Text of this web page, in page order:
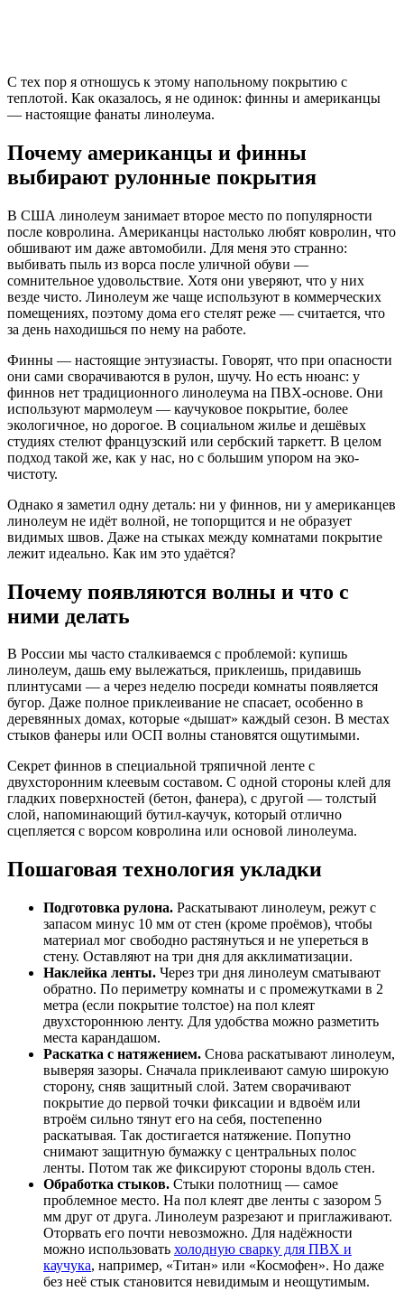
С тех пор я отношусь к этому напольному покрытию с
теплотой. Как оказалось, я не одинок: финны и американцы
— настоящие фанаты линолеума.
Почему американцы и финны
выбирают рулонные покрытия
В США линолеум занимает второе место по популярности
после ковролина. Американцы настолько любят ковролин, что
обшивают им даже автомобили. Для меня это странно:
выбивать пыль из ворса после уличной обуви —
сомнительное удовольствие. Хотя они уверяют, что у них
везде чисто. Линолеум же чаще используют в коммерческих
помещениях, поэтому дома его стелят реже — считается, что
за день находишься по нему на работе.
Финны — настоящие энтузиасты. Говорят, что при опасности
они сами сворачиваются в рулон, шучу. Но есть нюанс: у
финнов нет традиционного линолеума на ПВХ-основе. Они
используют мармолеум — каучуковое покрытие, более
экологичное, но дорогое. В социальном жилье и дешёвых
студиях стелют французский или сербский таркетт. В целом
подход такой же, как у нас, но с большим упором на эко-
чистоту.
Однако я заметил одну деталь: ни у финнов, ни у американцев
линолеум не идёт волной, не топорщится и не образует
видимых швов. Даже на стыках между комнатами покрытие
лежит идеально. Как им это удаётся?
Почему появляются волны и что с
ними делать
В России мы часто сталкиваемся с проблемой: купишь
линолеум, дашь ему вылежаться, приклеишь, придавишь
плинтусами — а через неделю посреди комнаты появляется
бугор. Даже полное приклеивание не спасает, особенно в
деревянных домах, которые «дышат» каждый сезон. В местах
стыков фанеры или ОСП волны становятся ощутимыми.
Секрет финнов в специальной тряпичной ленте с
двухсторонним клеевым составом. С одной стороны клей для
гладких поверхностей (бетон, фанера), с другой — толстый
слой, напоминающий бутил-каучук, который отлично
сцепляется с ворсом ковролина или основой линолеума.
Пошаговая технология укладки
Подготовка рулона. Раскатывают линолеум, режут с
запасом минус 10 мм от стен (кроме проёмов), чтобы
материал мог свободно растянуться и не упереться в
стену. Оставляют на три дня для акклиматизации.
Наклейка ленты. Через три дня линолеум сматывают
обратно. По периметру комнаты и с промежутками в 2
метра (если покрытие толстое) на пол клеят
двухстороннюю ленту. Для удобства можно разметить
места карандашом.
Раскатка с натяжением. Снова раскатывают линолеум,
выверяя зазоры. Сначала приклеивают самую широкую
сторону, сняв защитный слой. Затем сворачивают
покрытие до первой точки фиксации и вдвоём или
втроём сильно тянут его на себя, постепенно
раскатывая. Так достигается натяжение. Попутно
снимают защитную бумажку с центральных полос
ленты. Потом так же фиксируют стороны вдоль стен.
Обработка стыков. Стыки полотнищ — самое
проблемное место. На пол клеят две ленты с зазором 5
мм друг от друга. Линолеум разрезают и приглаживают.
Оторвать его почти невозможно. Для надёжности
можно использовать холодную сварку для ПВХ и
каучука, например, «Титан» или «Космофен». Но даже
без неё стык становится невидимым и неощутимым.